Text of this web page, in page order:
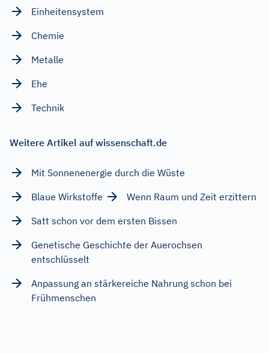
Einheitensystem
Chemie
Metalle
Ehe
Technik
Weitere Artikel auf wissenschaft.de
Mit Sonnenenergie durch die Wüste
Blaue Wirkstoffe
Wenn Raum und Zeit erzittern
Satt schon vor dem ersten Bissen
Genetische Geschichte der Auerochsen
entschlüsselt
Anpassung an stärkereiche Nahrung schon bei
Frühmenschen